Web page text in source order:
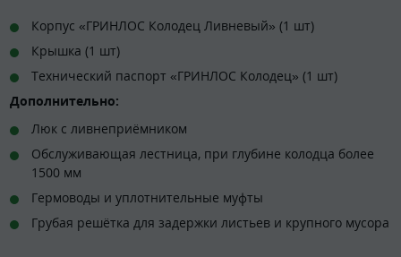
Корпус «ГРИНЛОС Колодец Ливневый» (1 шт)
Крышка (1 шт)
Технический паспорт «ГРИНЛОС Колодец» (1 шт)
Дополнительно:
Люк с ливнеприёмником
Обслуживающая лестница, при глубине колодца более
1500 мм
Гермоводы и уплотнительные муфты
Грубая решётка для задержки листьев и крупного мусора